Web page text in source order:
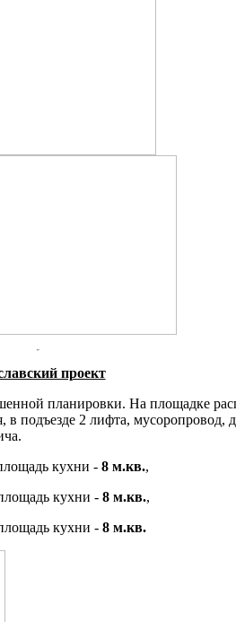
проект
планировки. На площадке
в подъезде 2 лифта, мусоропровод,
кухни - 8 м.кв.,
кухни - 8 м.кв.,
кухни - 8 м.кв.